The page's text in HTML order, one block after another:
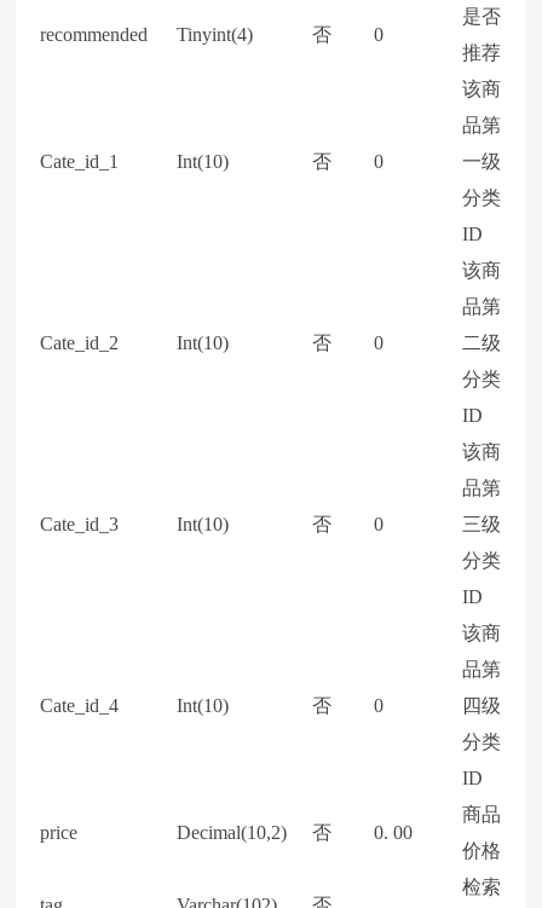
recommended Tinyint(4) 否 0
是否
推荐
Cate_id_1 Int(10) 否 0
该商
品第
一级
分类
ID
Cate_id_2 Int(10) 否 0
该商
品第
二级
分类
ID
Cate_id_3 Int(10) 否 0
该商
品第
三级
分类
ID
Cate_id_4 Int(10) 否 0
该商
品第
四级
分类
ID
price Decimal(10,2) 否 0. 00
商品
价格
检索